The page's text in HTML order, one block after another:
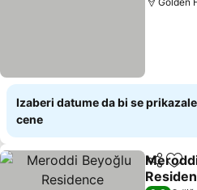
Izaberi datume da bi se
cene
Deli